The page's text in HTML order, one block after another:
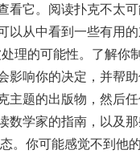
看它。阅读扑克不太
以从中看到一些有用
理的可能性。了解你
影响你的决定，并帮
主题的出版物，然后
数学家的指南，以及
。你可能感觉不到他